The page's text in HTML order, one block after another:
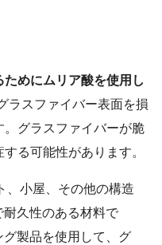
めにムリア酸を使用し
ラスファイバー表面を損
グラスファイバーが脆
る可能性があります。
、小屋、その他の構造
久性のある材料で
製品を使用して、グ